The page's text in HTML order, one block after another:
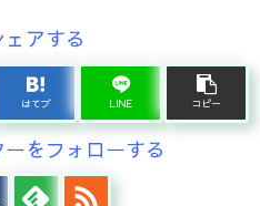
ェアする
はてブ LINE コピー
をフォローする